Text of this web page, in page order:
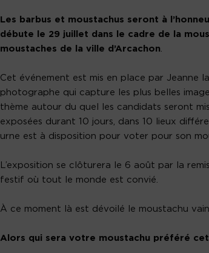
Les barbus et moustachus seront à
débute le 29 juillet dans le cadre de la
moustaches de la ville d’Arcachon
Cet événement est mis en place par Jeanne
photographe qui capture les plus belles
thème autour du quel les candidats seront
exposées durant 10 jours, dans 10 lieux
urne est à disposition pour voter pour son
L’exposition se clôturera le 6 août par la
festif où tout le monde est convié.
À ce moment là est dévoilé le moustachu
Alors qui sera votre moustachu préféré